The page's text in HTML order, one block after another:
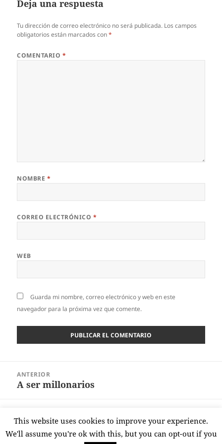
Deja una respuesta
Tu dirección de correo electrónico no será publicada. Los campos
obligatorios están marcados con*
COMENTARIO *
NOMBRE *
CORREO ELECTRÓNICO *
WEB
Guarda mi nombre, correo electrónico y web en este
navegador para la próxima vez que comente.
entradas
ANTERIOR
Entrada
A ser millonarios
Entrada
siguiente:
Puñado de euros
This website uses cookies to improve your experience.
We'll assume you're ok with this, but you can opt-out if you